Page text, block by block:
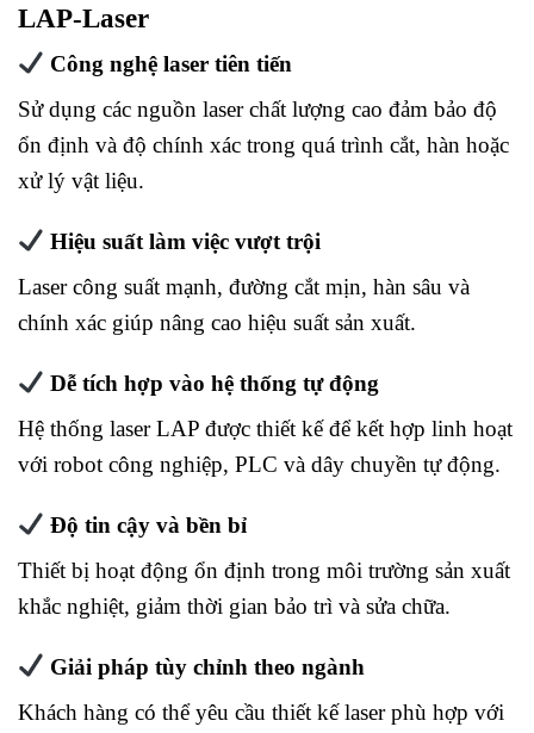
LAP-Laser
Công nghệ laser tiên tiến
Sử dụng các nguồn laser chất lượng cao đảm bảo độ
ổn định và độ chính xác trong quá trình cắt, hàn hoặc
xử lý vật liệu.
Hiệu suất làm việc vượt trội
Laser công suất mạnh, đường cắt mịn, hàn sâu và
chính xác giúp nâng cao hiệu suất sản xuất.
Dễ tích hợp vào hệ thống tự động
Hệ thống laser LAP được thiết kế để kết hợp linh hoạt
với robot công nghiệp, PLC và dây chuyền tự động.
Độ tin cậy và bền bỉ
Thiết bị hoạt động ổn định trong môi trường sản xuất
khắc nghiệt, giảm thời gian bảo trì và sửa chữa.
Giải pháp tùy chỉnh theo ngành
Khách hàng có thể yêu cầu thiết kế laser phù hợp với